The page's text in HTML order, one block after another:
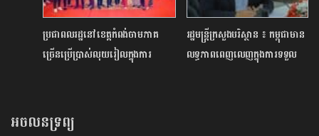
ប្រជាពលរដ្ឋនៅខេត្តកំពង់ចាមភាគ
ច្រើនប្រើប្រាស់លុយរៀលក្នុងការ
រដ្ឋមន្រ្តីក្រសួងបរិស្ថាន ៖ កម្ពុជាមាន
លទ្ធភាពពេញលេញក្នុងការទទួល
អចលនទ្រព្យ